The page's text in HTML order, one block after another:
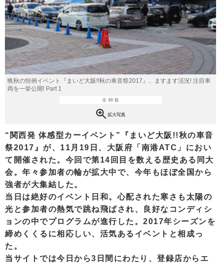
晩秋の恒例イベント『まいど大阪!!秋の車音祭2017』、ますます活況! 注目車
両を一挙公開! Part 1
全 48 枚
拡大写真
“関西発 体感型カーイベント”『まいど大阪!!秋の車音
祭2017』が、11月19日、大阪府「南港ATC」におい
て開催された。今回で第14回目を数える歴史ある同大
会。年々参加者の輪が拡大中で、今年もほぼ全国から
強者が大集結した。
当日は絶好のイベント日和。心配された寒さも太陽の
光と参加者の熱気で跳ね飛ばされ、良好なコンディシ
ョンの中でプログラムが進行した。2017年シーズンを
締めくくるに相応しい、活気あるイベントと相成っ
た。
当サイトでは今日から3日間にわたり、登録店からエ